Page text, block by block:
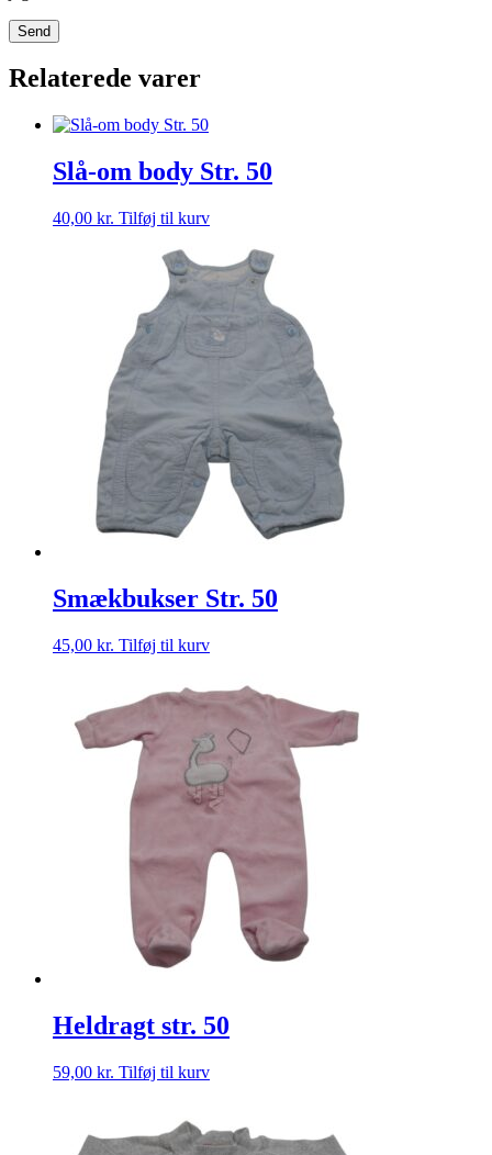
Relaterede varer
Slå-om body Str. 50
40,00 kr. Tilføj til kurv
Smækbukser Str. 50
45,00 kr. Tilføj til kurv
Heldragt str. 50
59,00 kr. Tilføj til kurv